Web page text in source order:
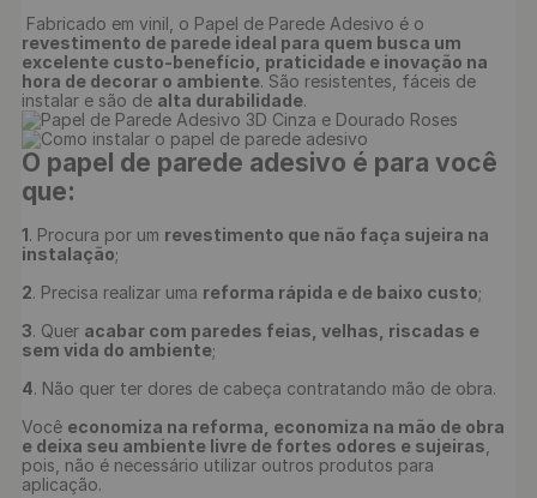
Fabricado em vinil, o Papel de Parede Adesivo é o
revestimento de parede ideal para quem busca um
excelente custo-benefício, praticidade e inovação na
hora de decorar o ambiente. São resistentes, fáceis de
instalar e são de alta durabilidade
O papel de parede adesivo é para você
que:
1. Procura por um revestimento que não faça sujeira na
instalação;
2. Precisa realizar uma reforma rápida e de baixo custo;
3. Quer acabar com paredes feias, velhas, riscadas e
sem vida do ambiente;
4. Não quer ter dores de cabeça contratando mão de obra.
Você economiza na reforma, economiza na mão de obra
e deixa seu ambiente livre de fortes odores e sujeiras
pois, não é necessário utilizar outros produtos para